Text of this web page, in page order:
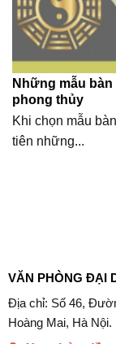
Những mẫu
phong thủy
Khi chọn mẫu
tiên những...
VĂN PHÒNG ĐẠI
Địa chỉ: Số 46,
Hoàng Mai, Hà Nội.